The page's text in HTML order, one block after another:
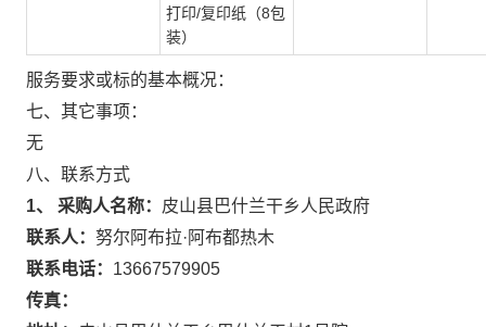
打印/复印纸（8包
装）
服务要求或标的基本概况：
七、其它事项：
无
八、联系方式
1、 采购人名称： 皮山县巴什兰干乡人民政府
联系人： 努尔阿布拉·阿布都热木
联系电话： 13667579905
传真：